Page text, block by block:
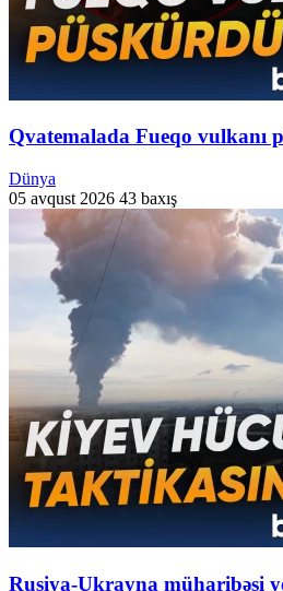
Qvatemalada Fueqo vulkanı
Dünya
05 avqust 2026 43 baxış
Rusiya-Ukrayna müharibəsi